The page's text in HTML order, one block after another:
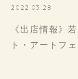
2022.03.28
《出店情報》
ト・アートフ